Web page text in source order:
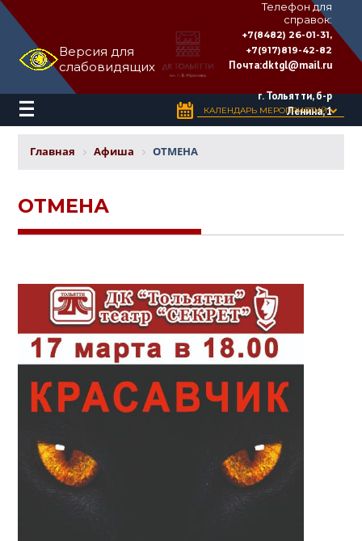
Версия для
слабовидящих
ДВОРЕЦ
КУЛЬТУРЫ
«ТОЛЬЯТТИ»
имени
Телефон для
справок:
+7(8482) 26-01-31,
+7(917)819-42-82
Почта:dktgl@mail.ru
г. Тольятти, б-р
Ленина, 1
КАЛЕНДАРЬ МЕРОПРИЯТИЙ
Главная Афиша ОТМЕНА
ОТМЕНА